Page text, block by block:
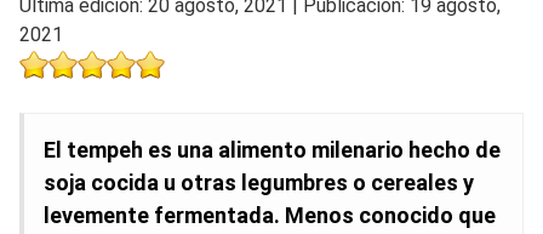
Última edición: 20 agosto, 2021 | Publicación: 19 agosto,
2021
El tempeh es una alimento milenario hecho de
soja cocida u otras legumbres o cereales y
levemente fermentada. Menos conocido que